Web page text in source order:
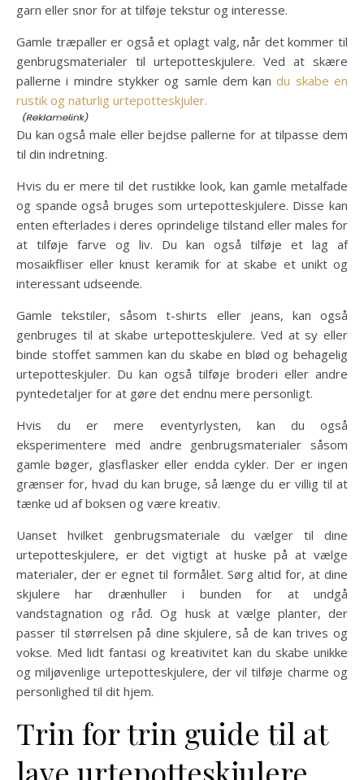
garn eller snor for at tilføje tekstur og interesse.
Gamle træpaller er også et oplagt valg, når det kommer til
genbrugsmaterialer til urtepotteskjulere. Ved at skære
pallerne i mindre stykker og samle dem kandu skabe en
rustik og naturlig urtepotteskjuler.
Du kan også male eller bejdse pallerne for at tilpasse dem
til din indretning.
Hvis du er mere til det rustikke look, kan gamle metalfade
og spande også bruges som urtepotteskjulere. Disse kan
enten efterlades i deres oprindelige tilstand eller males for
at tilføje farve og liv. Du kan også tilføje et lag af
mosaikfliser eller knust keramik for at skabe et unikt og
interessant udseende.
Gamle tekstiler, såsom t-shirts eller jeans, kan også
genbruges til at skabe urtepotteskjulere. Ved at sy eller
binde stoffet sammen kan du skabe en blød og behagelig
urtepotteskjuler. Du kan også tilføje broderi eller andre
pyntedetaljer for at gøre det endnu mere personligt.
Hvis du er mere eventyrlysten, kan du også
eksperimentere med andre genbrugsmaterialer såsom
gamle bøger, glasflasker eller endda cykler. Der er ingen
grænser for, hvad du kan bruge, så længe du er villig til at
tænke ud af boksen og være kreativ.
Uanset hvilket genbrugsmateriale du vælger til dine
urtepotteskjulere, er det vigtigt at huske på at vælge
materialer, der er egnet til formålet. Sørg altid for, at dine
skjulere har drænhuller i bunden for at undgå
vandstagnation og råd. Og husk at vælge planter, der
passer til størrelsen på dine skjulere, så de kan trives og
vokse. Med lidt fantasi og kreativitet kan du skabe unikke
og miljøvenlige urtepotteskjulere, der vil tilføje charme og
personlighed til dit hjem.
Trin for trin guide til at
lave urtepotteskjulere